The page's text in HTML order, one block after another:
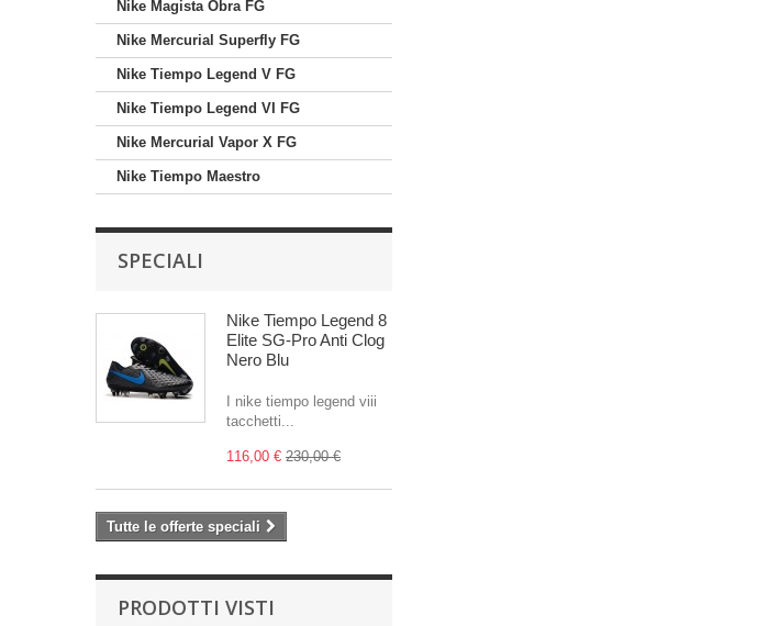
Nike Magista Obra FG
Nike Mercurial Superfly FG
Nike Tiempo Legend V FG
Nike Tiempo Legend VI FG
Nike Mercurial Vapor X FG
Nike Tiempo Maestro
SPECIALI
Nike Tiempo Legend 8
Elite SG-Pro Anti Clog
Nero Blu
I nike tiempo legend viii
tacchetti...
116,00 € 230,00 €
Tutte le offerte speciali
PRODOTTI VISTI